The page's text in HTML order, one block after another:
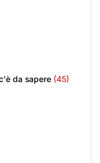
da sapere (45)